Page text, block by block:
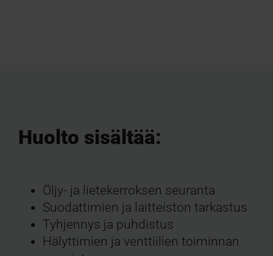
Huolto sisältää:
Öljy- ja lietekerroksen seuranta
Suodattimien ja laitteiston tarkastus
Tyhjennys ja puhdistus
Hälyttimien ja venttiilien toiminnan